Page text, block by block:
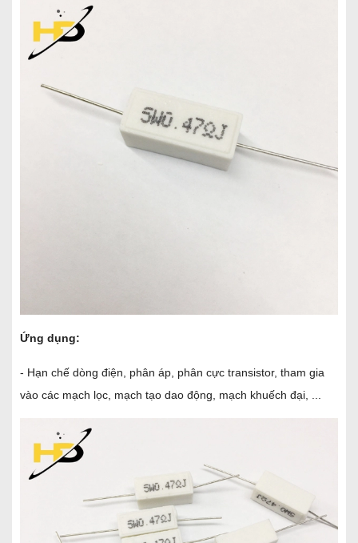
Ứng dụng:
- Hạn chế dòng điện, phân áp, phân cực transistor, tham gia
vào các mạch lọc, mạch tạo dao động, mạch khuếch đại, ...